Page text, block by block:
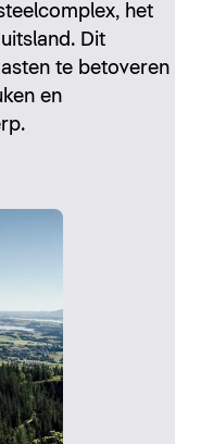
het
Dit
te betoveren
en